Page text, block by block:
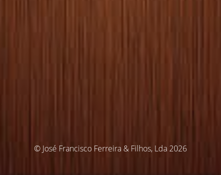
© José Francisco Ferreira & Filhos, Lda 2026